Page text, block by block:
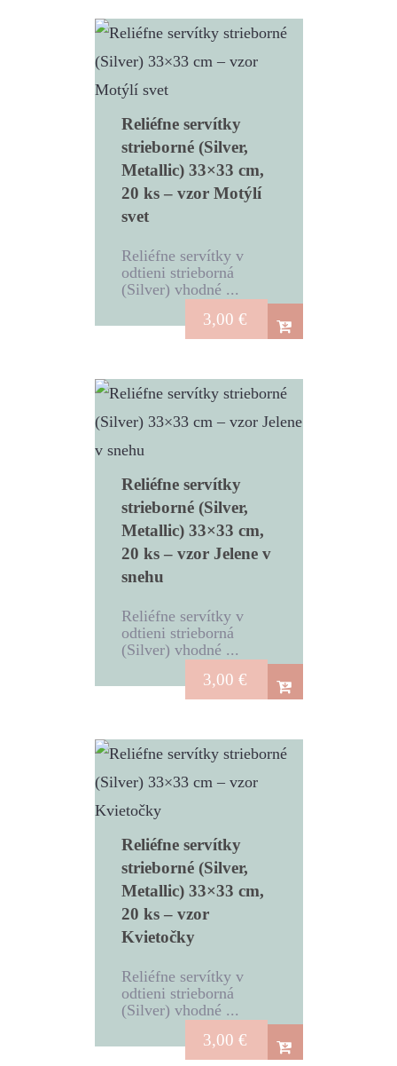
Reliéfne servítky
strieborné (Silver,
Metallic) 33×33 cm,
20 ks – vzor Motýlí
svet
Reliéfne servítky v
odtieni strieborná
(Silver) vhodné ...
3,00 €
Reliéfne servítky
strieborné (Silver,
Metallic) 33×33 cm,
20 ks – vzor Jelene v
snehu
Reliéfne servítky v
odtieni strieborná
(Silver) vhodné ...
3,00 €
Reliéfne servítky
strieborné (Silver,
Metallic) 33×33 cm,
20 ks – vzor
Kvietočky
Reliéfne servítky v
odtieni strieborná
(Silver) vhodné ...
3,00 €